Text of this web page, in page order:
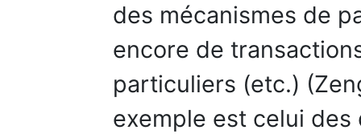
des mécanismes de
encore de
particuliers (etc.)
exemple est celui des